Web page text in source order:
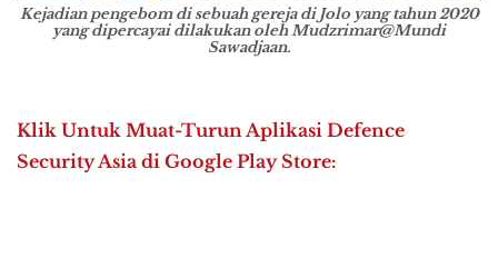
Kejadian pengebom di sebuah gereja di Jolo yang tahun 2020
yang dipercayai dilakukan oleh Mudzrimar@Mundi
Sawadjaan.
Klik Untuk Muat-Turun Aplikasi Defence
Security Asia di Google Play Store: